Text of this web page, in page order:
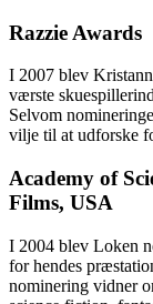
Razzie Awards
I 2007 blev
værste
Selvom
vilje til at udforske
Academy of
Films, USA
I 2004 blev Loken
for hendes
nominering vidner